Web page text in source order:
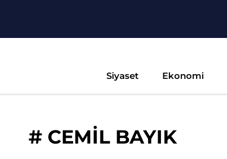
Siyaset Ekonomi
# CEMİL BAYIK